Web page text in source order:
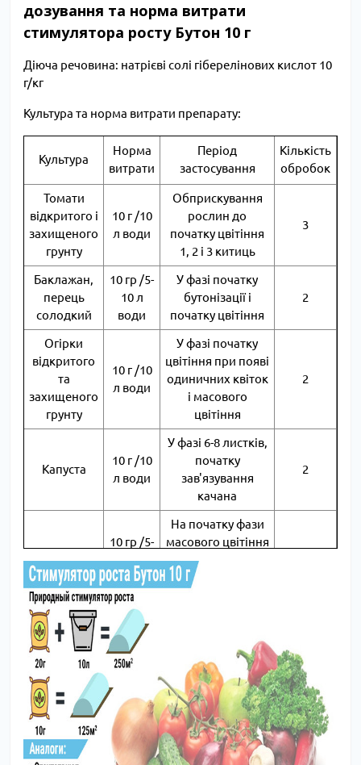
дозування та норма витрати
стимулятора росту Бутон 10 г
Діюча речовина: натрієві солі гіберелінових кислот 10
г/кг
Культура та норма витрати препарату:
Культура
Норма
витрати
Період
застосування
Кількість
обробок
Томати
відкритого і
захищеного
грунту
10 г /10
л води
Обприскування
рослин до
початку цвітіння
1, 2 і 3 китиць
3
Баклажан,
перець
солодкий
10 гр /5-
10 л
води
У фазі початку
бутонізації і
початку цвітіння
2
Огірки
відкритого
та
захищеного
грунту
10 г /10
л води
У фазі початку
цвітіння при появі
одиничних квіток
і масового
цвітіння
2
Капуста
10 г /10
л води
У фазі 6-8 листків,
початку
зав'язування
качана
2
Картопля
10 гр /5-
10 л
води
На початку фази
масового цвітіння
і через 7 днів
після першої
Квасоля
20 гр
/14 л
води
початку цвітіння
Горох
овочевий
10 г /10
л води
У фазах
бутонізації і
початку цвітіння
2
10 гр /5-
Обприскування в